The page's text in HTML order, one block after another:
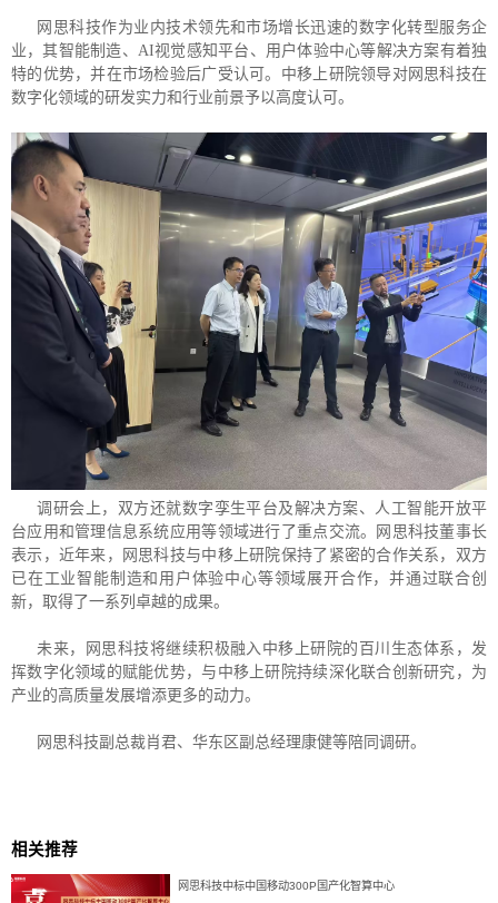
网思科技作为业内技术领先和市场增长迅速的数字化转型服务企
业，其智能制造、AI视觉感知平台、用户体验中心等解决方案有着独
特的优势，并在市场检验后广受认可。中移上研院领导对网思科技在
数字化领域的研发实力和行业前景予以高度认可。
调研会上，双方还就数字孪生平台及解决方案、人工智能开放平
台应用和管理信息系统应用等领域进行了重点交流。网思科技董事长
表示，近年来，网思科技与中移上研院保持了紧密的合作关系，双方
已在工业智能制造和用户体验中心等领域展开合作，并通过联合创
新，取得了一系列卓越的成果。
未来，网思科技将继续积极融入中移上研院的百川生态体系，发
挥数字化领域的赋能优势，与中移上研院持续深化联合创新研究，为
产业的高质量发展增添更多的动力。
网思科技副总裁肖君、华东区副总经理康健等陪同调研。
相关推荐
网思科技中标中国移动300P国产化智算中心